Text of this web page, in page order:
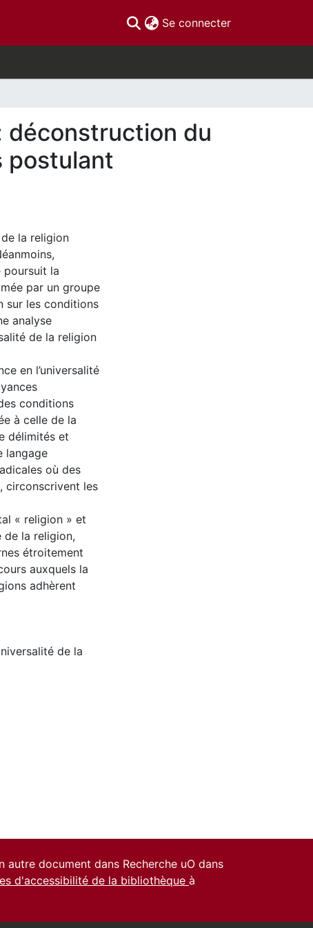
Se connecter(current)
déconstruction du
postulant
la religion
poursuit la
par un groupe
sur les conditions
analyse
de la religion
en l’universalité
conditions
à celle de la
délimités et
langage
où des
circonscrivent les
« religion » et
de la religion,
étroitement
auxquels la
adhèrent
de la
document dans Recherche uO dans
d'accessibilité de la bibliothèque à